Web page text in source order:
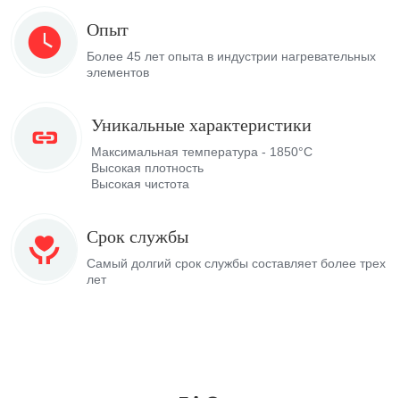
Опыт
Более 45 лет опыта в индустрии нагревательных
элементов
Уникальные характеристики
Максимальная температура - 1850°C
Высокая плотность
Высокая чистота
Срок службы
Самый долгий срок службы составляет более трех
лет